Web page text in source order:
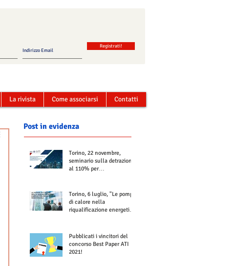
Registrati!
La rivista Come associarsi Contatti
Post in evidenza
Torino, 22 novembre,
seminario sulla detrazione
al 110% per
Torino, 6 luglio, "Le pompe
di calore nella
riqualificazione energetica
Pubblicati i vincitori del
concorso Best Paper ATI
2021!